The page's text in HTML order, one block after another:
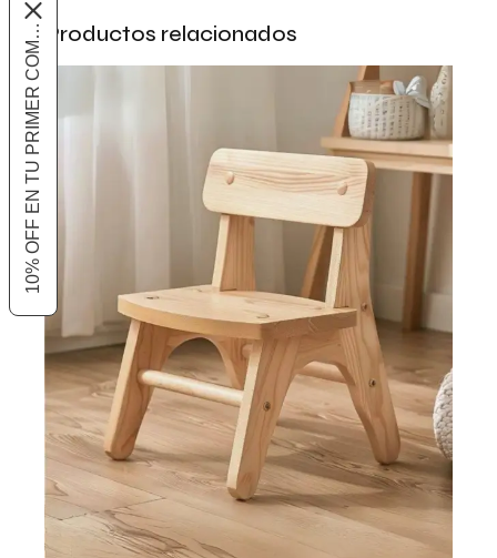
Productos relacionados
10% OFF EN TU PRIMER COMPRA